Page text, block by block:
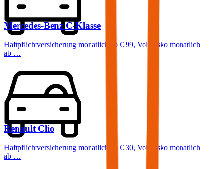
Mercedes-Benz C-Klasse
Haftpflichtversicherung monatlich ab € 99, Vollkasko monatlich
ab …
Renault Clio
Haftpflichtversicherung monatlich ab € 30, Vollkasko monatlich
ab …